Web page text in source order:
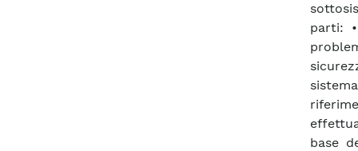
parti:
base